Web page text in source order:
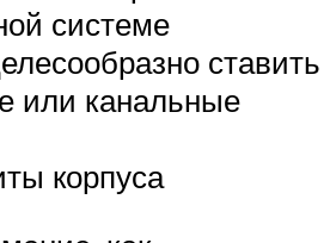
системе
ставить
или канальные
корпуса